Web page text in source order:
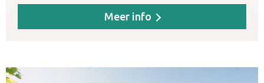
Meer info